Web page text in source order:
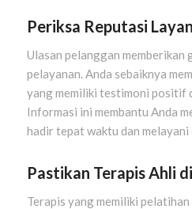
Periksa Reputasi
Ulasan pelanggan memberikan
pelayanan. Anda sebaiknya
yang memiliki testimoni positif
Informasi ini membantu Anda
hadir tepat waktu dan melayani
Pastikan Terapis Ahli
Terapis yang memiliki